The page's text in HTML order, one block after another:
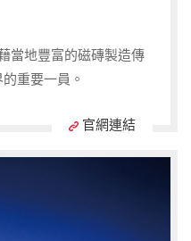
當地豐富的磁磚製造傳
重要一員。
官網連結